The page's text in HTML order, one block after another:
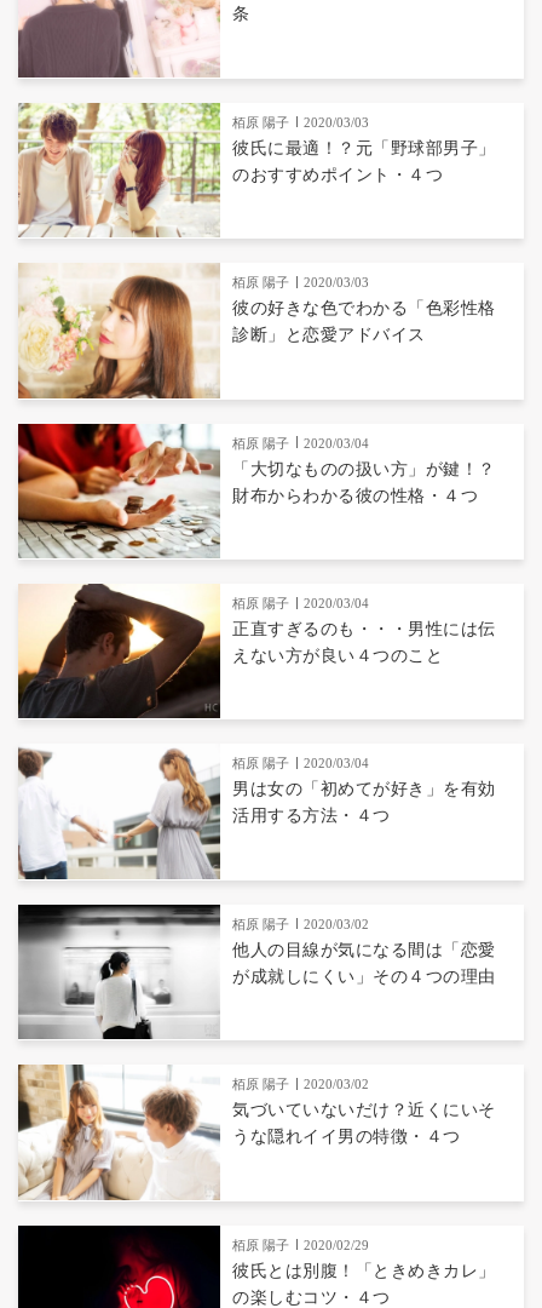
条
栢原 陽子 2020/03/03
彼氏に最適！？元「野球部男子」
のおすすめポイント・４つ
栢原 陽子 2020/03/03
彼の好きな色でわかる「色彩性格
診断」と恋愛アドバイス
栢原 陽子 2020/03/04
「大切なものの扱い方」が鍵！？
財布からわかる彼の性格・４つ
栢原 陽子 2020/03/04
正直すぎるのも・・・男性には伝
えない方が良い４つのこと
栢原 陽子 2020/03/04
男は女の「初めてが好き」を有効
活用する方法・４つ
栢原 陽子 2020/03/02
他人の目線が気になる間は「恋愛
が成就しにくい」その４つの理由
栢原 陽子 2020/03/02
気づいていないだけ？近くにいそ
うな隠れイイ男の特徴・４つ
栢原 陽子 2020/02/29
彼氏とは別腹！「ときめきカレ」
の楽しむコツ・４つ